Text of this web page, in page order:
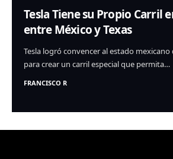
Tesla Tiene su Propio Carril
entre México y Texas
Tesla logró convencer al estado mexicano
para crear un carril especial que permita…
FRANCISCO R